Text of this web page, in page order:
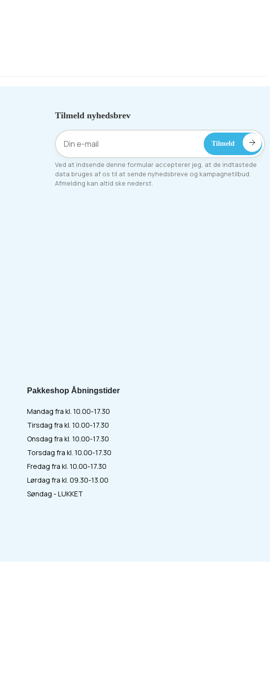
Tilmeld nyhedsbrev
Ved at indsende denne formular accepterer jeg, at de indtastede
data bruges af os til at sende nyhedsbreve og kampagnetilbud.
Afmelding kan altid ske nederst.
Pakkeshop Åbningstider
Mandag fra kl. 10.00-17.30
Tirsdag fra kl. 10.00-17.30
Onsdag fra kl. 10.00-17.30
Torsdag fra kl. 10.00-17.30
Fredag fra kl. 10.00-17.30
Lørdag fra kl. 09.30-13.00
Søndag - LUKKET